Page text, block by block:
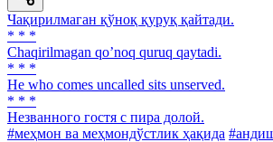
Чақирилмаган қўноқ қуруқ қайтади.
* * *
Chaqirilmagan qoʼnoq quruq qaytadi.
* * *
Не who comes uncalled sits unserved.
* * *
Незванного гостя с пира долой.
#меҳмон ва меҳмондўстлик ҳақида